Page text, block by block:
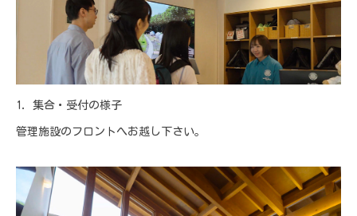
1. 集合・受付の様子
管理施設のフロントへお越し下さい。